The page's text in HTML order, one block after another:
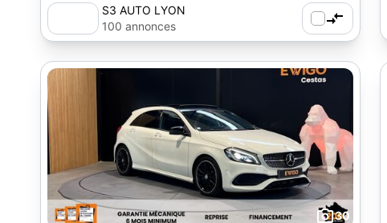
S3 AUTO LYON
100 annonces
30